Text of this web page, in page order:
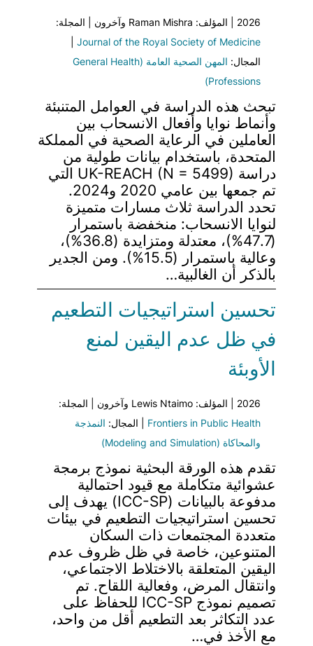
2026 | المؤلف: Raman Mishra وآخرون | المجلة:
Journal of the Royal Society of Medicine
المجال:
المهن الصحية العامة (General Health
Professions)
تبحث هذه الدراسة في العوامل المتنبئة
وأنماط نوايا وأفعال الانسحاب بين
العاملين في الرعاية الصحية في المملكة
المتحدة، باستخدام بيانات طولية من
دراسة UK-REACH (N = 5499) التي
تم جمعها بين عامي 2020 و2024.
تحدد الدراسة ثلاث مسارات متميزة
لنوايا الانسحاب: منخفضة باستمرار
(47.7%)، معتدلة ومتزايدة (36.8%)،
وعالية باستمرار (15.5%). ومن الجدير
بالذكر أن الغالبية…
تحسين استراتيجيات التطعيم
في ظل عدم اليقين لمنع
الأوبئة
2026 | المؤلف: Lewis Ntaimo وآخرون | المجلة:
Frontiers in Public Health | المجال: النمذجة
والمحاكاة (Modeling and Simulation)
تقدم هذه الورقة البحثية نموذج برمجة
عشوائية متكاملة مع قيود احتمالية
مدفوعة بالبيانات (ICC-SP) يهدف إلى
تحسين استراتيجيات التطعيم في بيئات
متعددة المجتمعات ذات السكان
المتنوعين، خاصة في ظل ظروف عدم
اليقين المتعلقة بالاختلاط الاجتماعي،
وانتقال المرض، وفعالية اللقاح. تم
تصميم نموذج ICC-SP للحفاظ على
عدد التكاثر بعد التطعيم أقل من واحد،
مع الأخذ في…